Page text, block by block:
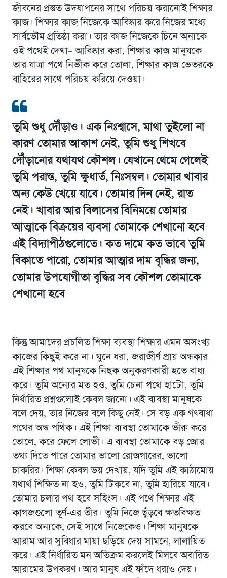
জীবনের প্রস্তুত উদযাপনের সাথে পরিচয় করানোই শিক্ষার
কাজ। শিক্ষার কাজ নিজেকে আবিষ্কার করে নিজের মধ্যে
সার্বভৌম প্রতিষ্ঠা করা। তার কাজ নিজেকে চিনে অন্যকে
ওই পথেই দেখা– আবিষ্কার করা, শিক্ষার কাজ মানুষকে
তার যাত্রা পথে নির্ভীক করে তোলা, শিক্ষার কাজ ভেতরকে
বাহিরের সাথে পরিচয় করিয়ে দেওয়া।
তুমি শুধু দৌঁড়াও। এক নিঃশ্বাসে, মাথা তুইলো না
কারণ তোমার আকাশ নেই, তুমি শুধু শিখবে
দৌঁড়ানোর যথাযথ কৌশল। যেখানে থেমে গেলেই
তুমি পরাস্ত, তুমি ক্ষুধার্ত, নিঃসম্বল। তোমার খাবার
অন্য কেউ খেয়ে যাবে। তোমার দিন নেই, রাত
নেই। খাবার আর বিলাসের বিনিময়ে তোমার
আত্মাকে বিক্রয়ের ব্যবসা তোমাকে শেখানো হবে
এই বিদ্যাপীঠগুলোতে। কত দামে কত ভাবে তুমি
বিকাতে পারো, তোমার আত্মার দাম বৃদ্ধির জন্য,
তোমার উপযোগীতা বৃদ্ধির সব কৌশল তোমাকে
শেখানো হবে
কিন্তু আমাদের প্রচলিত শিক্ষা ব্যবস্থা শিক্ষার এমন অসংখ্য
কাজের কিছুই করে না। ঘুনে ধরা, জরাজীর্ণ প্রায় অন্ধকার
এই শিক্ষার পথ মানুষকে নিছক অনুকরণকারী হতে বাধ্য
করে। তুমি অন্যের মত হও, তুমি চেনা পথে হাটো, তুমি
নির্ধারিত প্রশ্নগুলোই কেবল জানো। এই ব্যবস্থা মানুষকে
বলে দেয়, তার নিজের বলে কিছু নেই। সে বড় এক গৎবাধা
পথের অন্ধ পথিক। এই শিক্ষা ব্যবস্থা তোমাকে ভীরু করে
তোলে, করে ফেলে লোভী। এ ব্যবস্থা তোমাকে বড় জোর
তথ্য দিতে পারে তোমার ভালো রোজগারের, ভালো
চাকরির। শিক্ষা কেবল ভয় দেখায়, যদি তুমি এই কাঠামোয়
যথার্থ শিক্ষিত না হও, তুমি টিকবে না, তুমি হারিয়ে যাবে।
তোমার চলার পথ হবে সহিংস। এই পথে শিক্ষার এই
কাগজগুলো তূর্ণ-এর তীর। তুমি নিজে ছুঁড়বে ক্ষতবিক্ষত
করবে অন্যকে, সেই সাথে নিজেকেও। শিক্ষা মানুষকে
আরাম আর সুবিধার মায়া ছড়িয়ে দেয় সামনে, লালায়িত
করে। এই নির্ধারিত মন অতিক্রম করলেই মিলবে অবারিত
আরামের উপকরণ। আর মানুষ এই ফাঁদে ধরাও দেয়।